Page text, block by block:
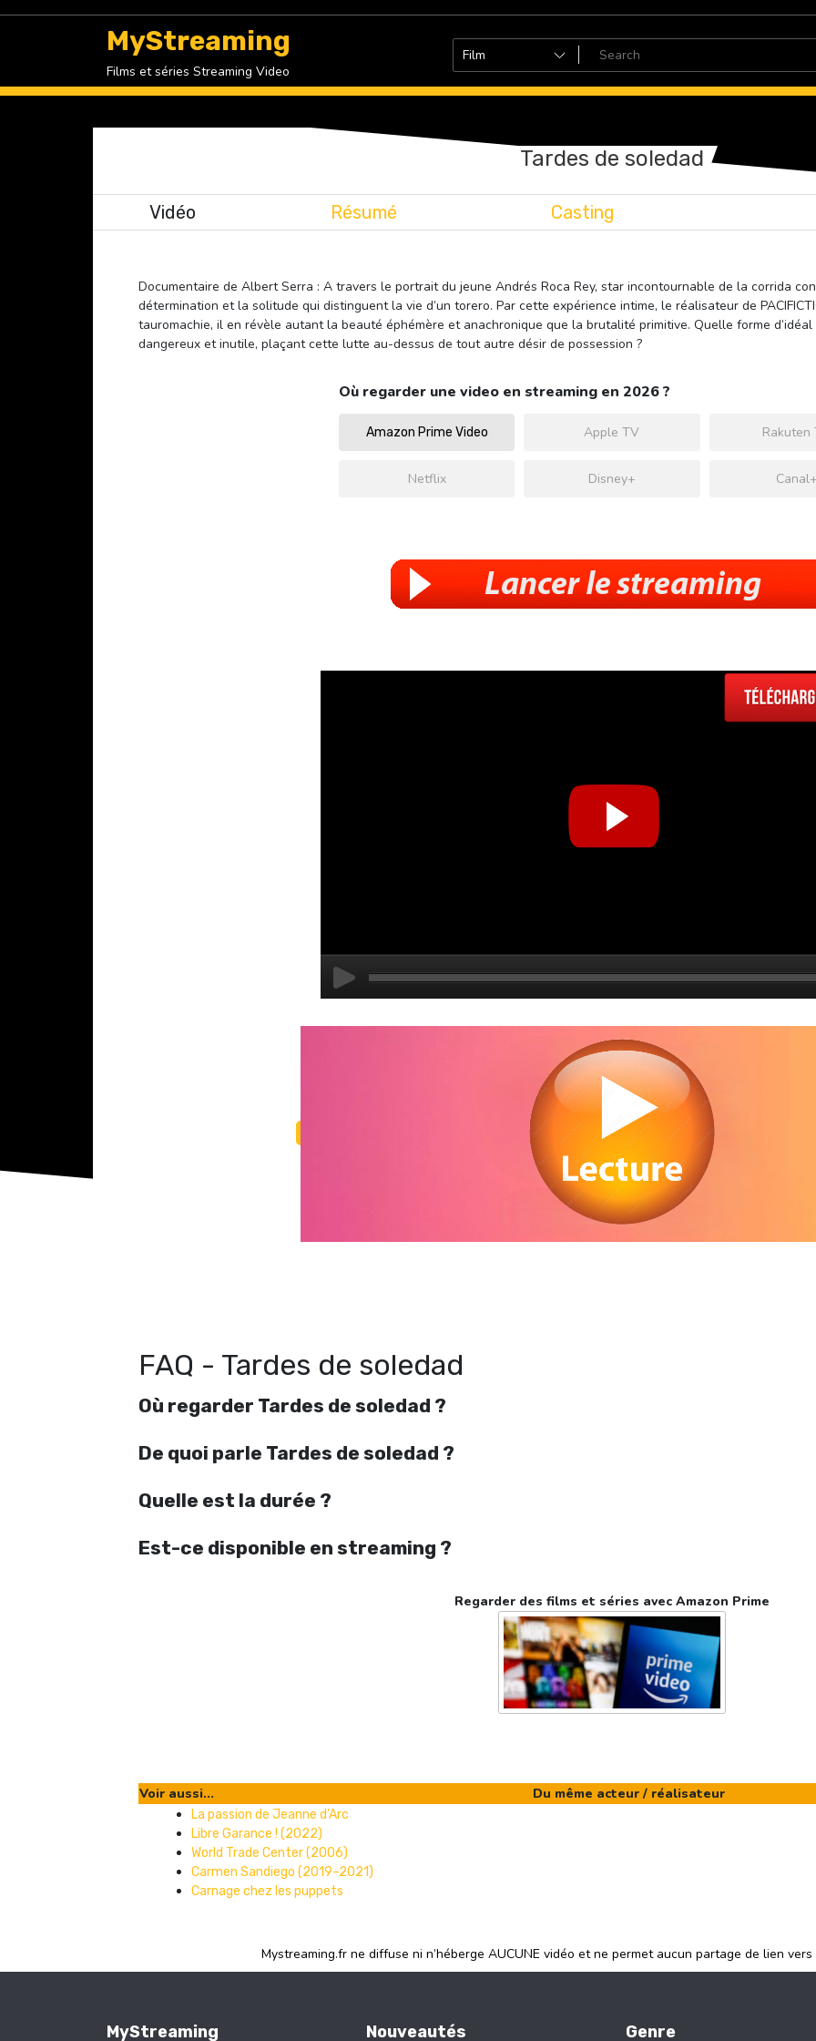
MyStreaming
Films et séries Streaming Video
Tardes de soledad
Vidéo Résumé Casting
Documentaire de Albert Serra : A travers le portrait du jeune Andrés Roca Rey, star incontournable de la corrida
détermination et la solitude qui distinguent la vie d’un torero. Par cette expérience intime, le réalisateur de
tauromachie, il en révèle autant la beauté éphémère et anachronique que la brutalité primitive. Quelle forme
dangereux et inutile, plaçant cette lutte au-dessus de tout autre désir de possession ?
Où regarder une video en streaming en 2026 ?
Amazon Prime Video Apple TV Rakuten
Netflix Disney+
FAQ - Tardes de soledad
Où regarder Tardes de soledad ?
De quoi parle Tardes de soledad ?
Quelle est la durée ?
Est-ce disponible en streaming ?
Regarder des films et séries avec Amazon Prime
Voir aussi... Du même acteur / réalisateur
La passion de Jeanne d’Arc
Libre Garance ! (2022)
World Trade Center (2006)
Carmen Sandiego (2019–2021)
Carnage chez les puppets
Mystreaming.fr ne diffuse ni n’héberge AUCUNE vidéo et ne permet aucun partage de lien
MyStreaming Nouveautés Genre